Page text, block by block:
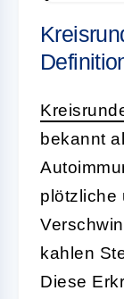
bekannt
plötzliche
kahlen
Diese